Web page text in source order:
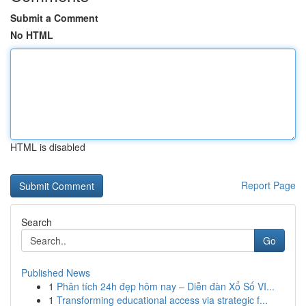
Submit a Comment
No HTML
HTML is disabled
Report Page
Search
Go
Published News
1 Phân tích 24h đẹp hôm nay – Diễn đàn Xổ Số VI...
1 Transforming educational access via strategic f...